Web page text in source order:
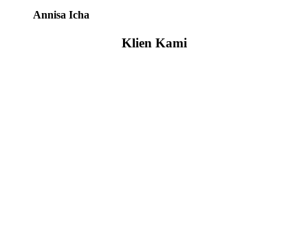
Annisa Icha
Klien Kami